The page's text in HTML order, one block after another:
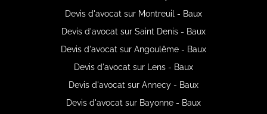
Devis d'avocat sur Montreuil - Baux
Devis d'avocat sur Saint Denis - Baux
Devis d'avocat sur Angoulême - Baux
Devis d'avocat sur Lens - Baux
Devis d'avocat sur Annecy - Baux
Devis d'avocat sur Bayonne - Baux